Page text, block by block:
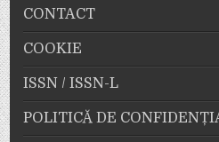
CONTACT
COOKIE
ISSN / ISSN-L
POLITICĂ DE